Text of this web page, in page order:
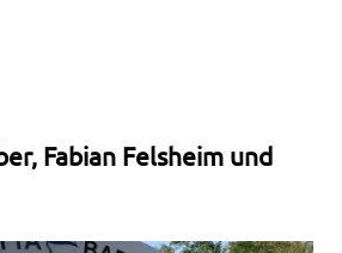
Fabian Felsheim und